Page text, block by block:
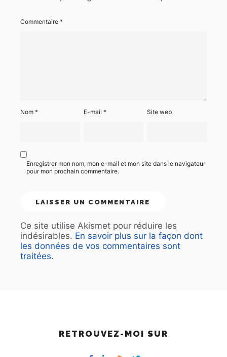
Commentaire *
Nom * E-mail* Site web
Enregistrer mon nom, mon e-mail et mon site dans le navigateur
pour mon prochain commentaire.
Ce site utilise Akismet pour réduire les
indésirables. En savoir plus sur la façon dont
les données de vos commentaires sont
traitées.
RETROUVEZ-MOI SUR